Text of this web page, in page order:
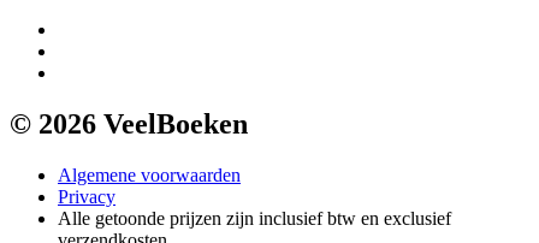
© 2026 VeelBoeken
Algemene voorwaarden
Privacy
Alle getoonde prijzen zijn inclusief btw en exclusief